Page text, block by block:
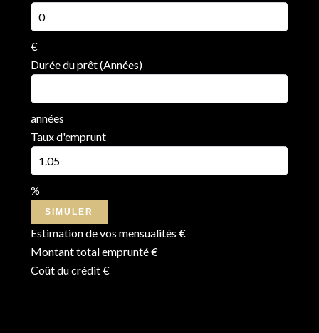
€
Durée du prêt (Années)
années
Taux d'emprunt
%
SIMULER
Estimation de vos mensualités €
Montant total emprunté€
Coût du crédit€